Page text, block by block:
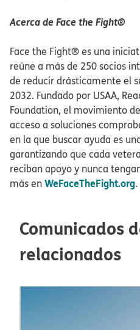
Acerca de Face the Fight®​​
Face the Fight® es una
reúne a más de 250 socios
de reducir drásticamente el
2032. Fundado por USAA,
Foundation, el movimiento
acceso a soluciones
en la que buscar ayuda es
garantizando que cada
reciban apoyo y nunca
más enWeFaceTheFight.org.​​
Comunicados
relacionados​​